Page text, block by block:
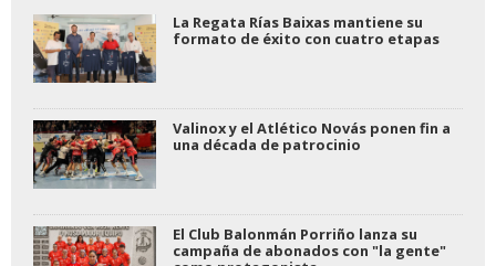
La Regata Rías Baixas mantiene su
formato de éxito con cuatro etapas
Valinox y el Atlético Novás ponen fin a
una década de patrocinio
El Club Balonmán Porriño lanza su
campaña de abonados con "la gente"